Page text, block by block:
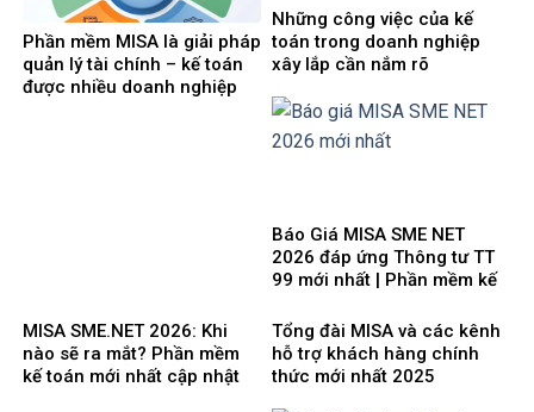
Phần mềm MISA là giải pháp
quản lý tài chính – kế toán
được nhiều doanh nghiệp
doanh
Những công việc của kế
toán trong doanh nghiệp
xây lắp cần nắm rõ
Báo Giá MISA SME NET
2026 đáp ứng Thông tư TT
99 mới nhất | Phần mềm kế
MISA SME.NET 2026: Khi
nào sẽ ra mắt? Phần mềm
kế toán mới nhất cập nhật
Tổng đài MISA và các kênh
hỗ trợ khách hàng chính
thức mới nhất 2025